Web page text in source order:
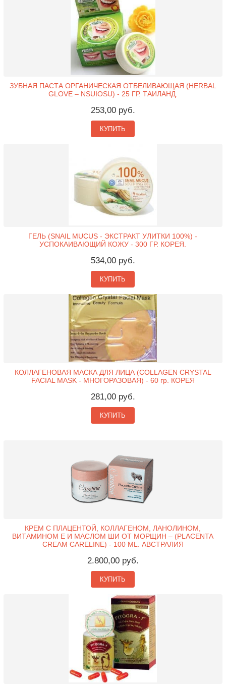
ЗУБНАЯ ПАСТА ОРГАНИЧЕСКАЯ ОТБЕЛИВАЮЩАЯ (HERBAL
GLOVE – NSUIOSU) - 25 ГР. ТАИЛАНД.
253,00 руб.
КУПИТЬ
ГЕЛЬ (SNAIL MUCUS - ЭКСТРАКТ УЛИТКИ 100%) -
УСПОКАИВАЮЩИЙ КОЖУ - 300 ГР. КОРЕЯ.
534,00 руб.
КУПИТЬ
КОЛЛАГЕНОВАЯ МАСКА ДЛЯ ЛИЦА (COLLAGEN CRYSTAL
FACIAL MASK - МНОГОРАЗОВАЯ) - 60 гр. КОРЕЯ
281,00 руб.
КУПИТЬ
КРЕМ С ПЛАЦЕНТОЙ, КОЛЛАГЕНОМ, ЛАНОЛИНОМ,
ВИТАМИНОМ Е И МАСЛОМ ШИ ОТ МОРЩИН – (PLACENTA
CREAM CARELINE) - 100 ML. АВСТРАЛИЯ
2.800,00 руб.
КУПИТЬ